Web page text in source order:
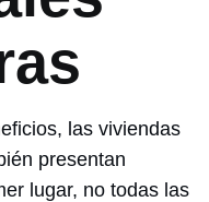
las viviendas
presentan
lugar, no todas las